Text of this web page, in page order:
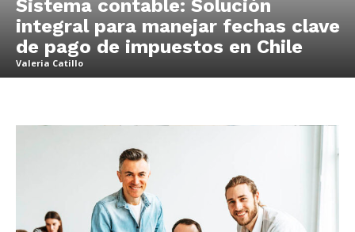
Sistema contable: Solución
integral para manejar fechas clave
de pago de impuestos en Chile
Valeria Catillo